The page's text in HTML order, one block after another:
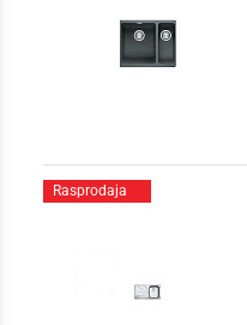
Rasprodaja